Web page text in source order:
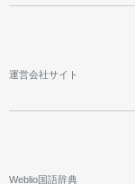
運営会社サイト
Weblio国語辞典